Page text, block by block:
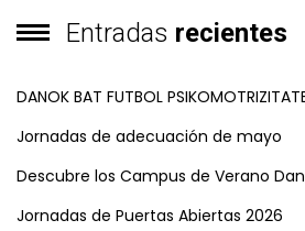
Entradas recientes
DANOK BAT FUTBOL
Jornadas de adecuación de mayo
Descubre los Campus de Verano
Jornadas de Puertas Abiertas 2026